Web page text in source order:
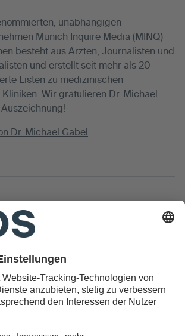
unabhängigen
Munich Inquire Media (MINQ)
besteht aus Ärzten, Journalisten und
und erstellt seit mehr als 20
Listen zu medizinischen
Wir gratulieren Dr. Michael
Dr. Michael Gabel